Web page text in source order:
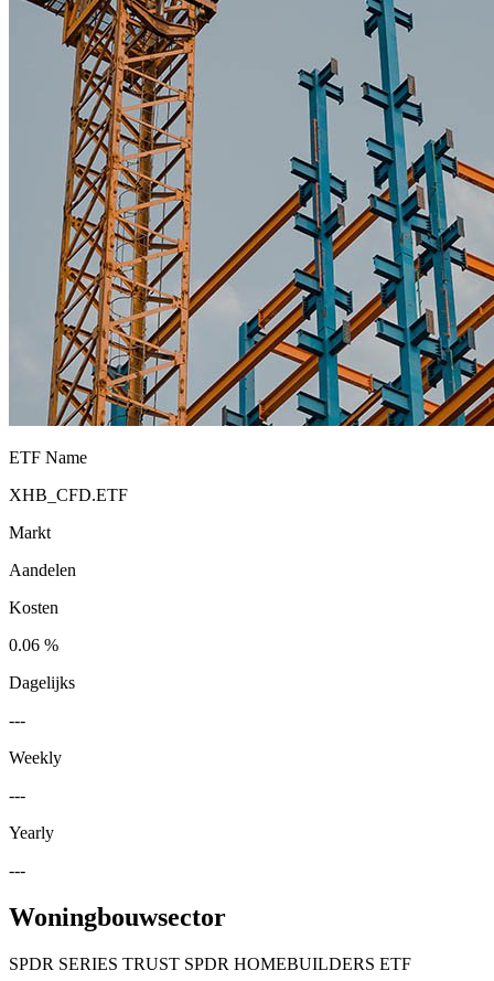
ETF Name
XHB_CFD.ETF
Markt
Aandelen
Kosten
0.06 %
Dagelijks
---
Weekly
---
Yearly
---
Woningbouwsector
SPDR SERIES TRUST SPDR HOMEBUILDERS ETF